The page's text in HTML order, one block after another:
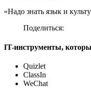
«Надо знать язык и
Поделиться:
IT-инструменты,
Quizlet
ClassIn
WeChat